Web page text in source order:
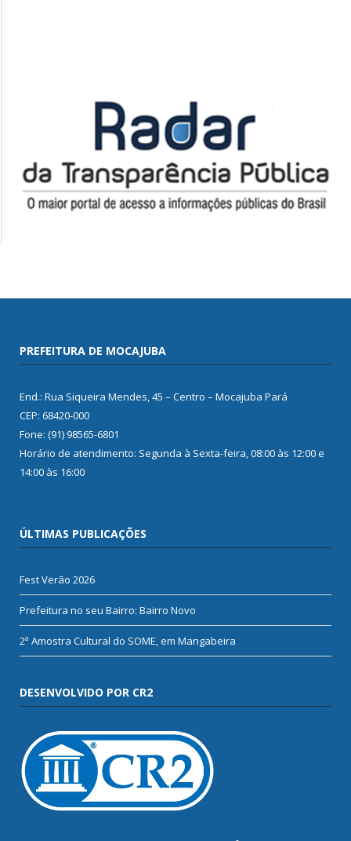
PREFEITURA DE MOCAJUBA
End.: Rua Siqueira Mendes, 45 – Centro – Mocajuba Pará
CEP: 68420-000
Fone: (91) 98565-6801
Horário de atendimento: Segunda à Sexta-feira, 08:00 às 12:00 e
14:00 às 16:00
ÚLTIMAS PUBLICAÇÕES
Fest Verão 2026
Prefeitura no seu Bairro: Bairro Novo
2ª Amostra Cultural do SOME, em Mangabeira
DESENVOLVIDO POR CR2